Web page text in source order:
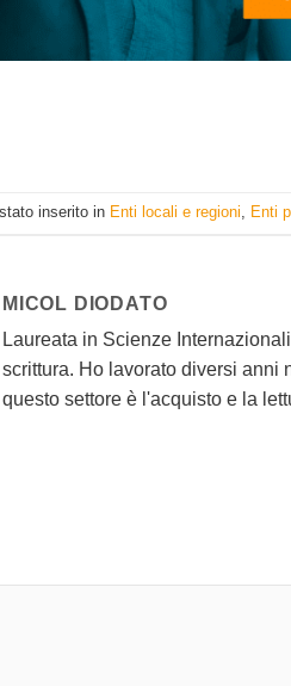
inserito in Enti locali e regioni, Enti
MICOL DIODATO
Laureata in Scienze
scrittura. Ho lavorato diversi anni
questo settore è l'acquisto e la